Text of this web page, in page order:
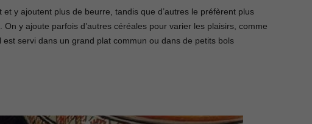
et y ajoutent plus de beurre, tandis que d’autres le préfèrent plus
y ajoute parfois d’autres céréales pour varier les plaisirs, comme
servi dans un grand plat commun ou dans de petits bols